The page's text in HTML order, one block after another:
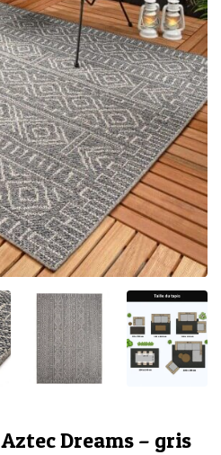
Dreams – gris